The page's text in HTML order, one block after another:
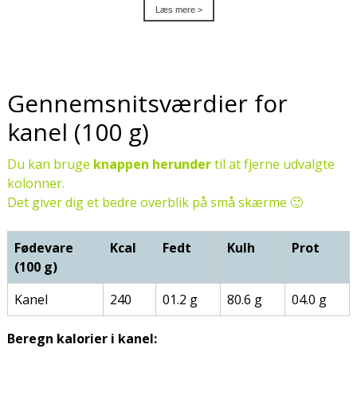
Læs mere >
Gennemsnitsværdier for
kanel (100 g)
Du kan bruge knappen herundertil at fjerne udvalgte
kolonner.
Det giver dig et bedre overblik på små skærme 🙂
Fødevare
(100 g)
Kcal Fedt Kulh Prot
Kanel 240 01.2 g 80.6 g 04.0 g
Beregn kalorier i kanel: